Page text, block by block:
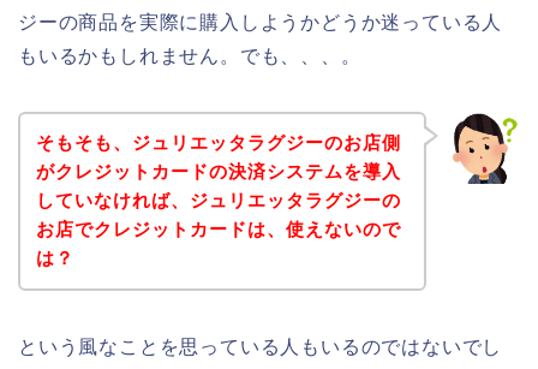
ジーの商品を実際に購入しようかどうか迷っている人
もいるかもしれません。でも、、、。
そもそも、ジュリエッタラグジーのお店側
がクレジットカードの決済システムを導入
していなければ、ジュリエッタラグジーの
お店でクレジットカードは、使えないので
は？
という風なことを思っている人もいるのではないでし